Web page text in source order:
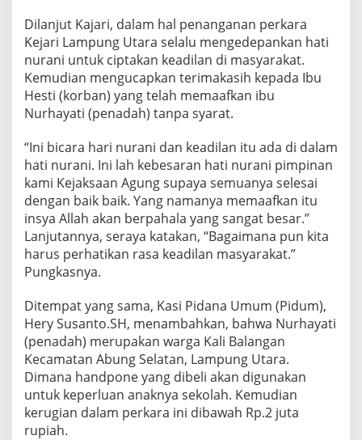
r
a
n
Dilanjut Kajari, dalam hal penanganan perkara
Kejari Lampung Utara selalu mengedepankan hati
nurani untuk ciptakan keadilan di masyarakat.
Kemudian mengucapkan terimakasih kepada Ibu
Hesti (korban) yang telah memaafkan ibu
Nurhayati (penadah) tanpa syarat.
“Ini bicara hari nurani dan keadilan itu ada di dalam
hati nurani. Ini lah kebesaran hati nurani pimpinan
kami Kejaksaan Agung supaya semuanya selesai
dengan baik baik. Yang namanya memaafkan itu
insya Allah akan berpahala yang sangat besar.”
Lanjutannya, seraya katakan, “Bagaimana pun kita
harus perhatikan rasa keadilan masyarakat.”
Pungkasnya.
Ditempat yang sama, Kasi Pidana Umum (Pidum),
Hery Susanto.SH, menambahkan, bahwa Nurhayati
(penadah) merupakan warga Kali Balangan
Kecamatan Abung Selatan, Lampung Utara.
Dimana handpone yang dibeli akan digunakan
untuk keperluan anaknya sekolah. Kemudian
kerugian dalam perkara ini dibawah Rp.2 juta
rupiah.